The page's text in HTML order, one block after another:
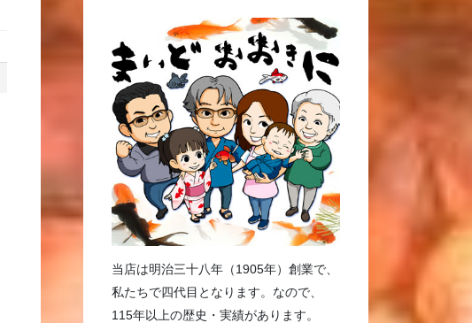
当店は明治三十八年（1905年）創業で、
私たちで四代目となります。なので、
115年以上の歴史・実績があります。